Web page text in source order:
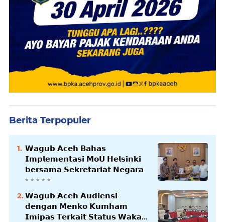
Berita Terpopuler
𝗪𝗮𝗴𝘂𝗯 𝗔𝗰𝗲𝗵 𝗕𝗮𝗵𝗮𝘀
𝗜𝗺𝗽𝗹𝗲𝗺𝗲𝗻𝘁𝗮𝘀𝗶 𝗠𝗼𝗨 𝗛𝗲𝗹𝘀𝗶𝗻𝗸𝗶
𝗯𝗲𝗿𝘀𝗮𝗺𝗮 𝗦𝗲𝗸𝗿𝗲𝘁𝗮𝗿𝗶𝗮𝘁 𝗡𝗲𝗴𝗮𝗿𝗮
𝗪𝗮𝗴𝘂𝗯 𝗔𝗰𝗲𝗵 𝗔𝘂𝗱𝗶𝗲𝗻𝘀𝗶
𝗱𝗲𝗻𝗴𝗮𝗻 𝗠𝗲𝗻𝗸𝗼 𝗞𝘂𝗺𝗵𝗮𝗺
𝗜𝗺𝗶𝗽𝗮𝘀 𝗧𝗲𝗿𝗸𝗮𝗶𝘁 𝗦𝘁𝗮𝘁𝘂𝘀 𝗪𝗮𝗸𝗮𝗳